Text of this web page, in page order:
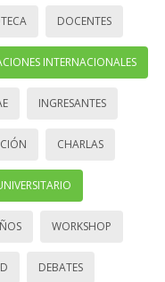
DOCENTES
INTERNACIONALES
INGRESANTES
CHARLAS
WORKSHOP
DEBATES